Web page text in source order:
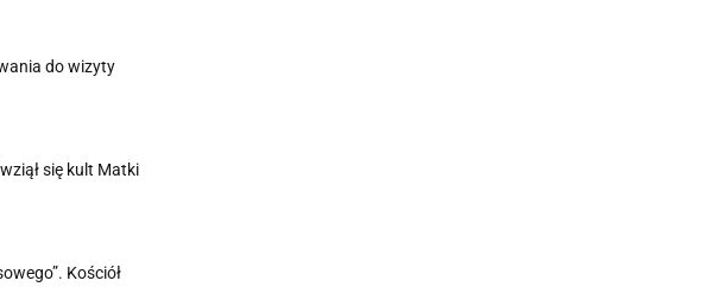
do wizyty
się kult Matki
Kościół